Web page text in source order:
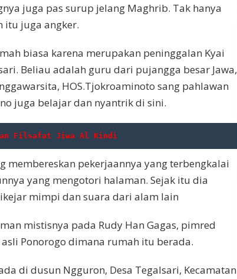
juga pas surup jelang Maghrib. Tak hanya
itu juga angker.
biasa karena merupakan peninggalan Kyai
Beliau adalah guru dari pujangga besar Jawa,
HOS.Tjokroaminoto sang pahlawan
juga belajar dan nyantrik di sini.
Filsafat Jiwa Al Kindi
membereskan pekerjaannya yang terbengkalai
yang mengotori halaman. Sejak itu dia
mimpi dan suara dari alam lain
mistisnya pada Rudy Han Gagas, pimred
Ponorogo dimana rumah itu berada.
di dusun Ngguron, Desa Tegalsari, Kecamatan